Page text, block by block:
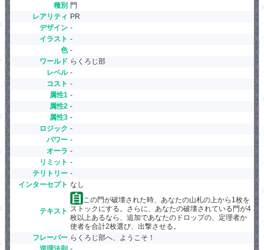
種別 門
レアリティ PR
デザイン -
イラスト -
色 -
ワールド らくろじ部
レベル -
コスト -
属性1 -
属性2 -
属性3 -
ロジック -
パワー -
オーラ -
リミット -
テリトリー -
インターセプト なし
テキスト
この門が破壊された時、あなたの山札の上から1枚を
ストックにする。さらに、あなたの破壊されている門が4
枚以上あるなら、追加であなたのドロップの、定理者か
使者を合計2枚選び、出撃させる。
フレーバー らくろじ部へ、ようこそ！